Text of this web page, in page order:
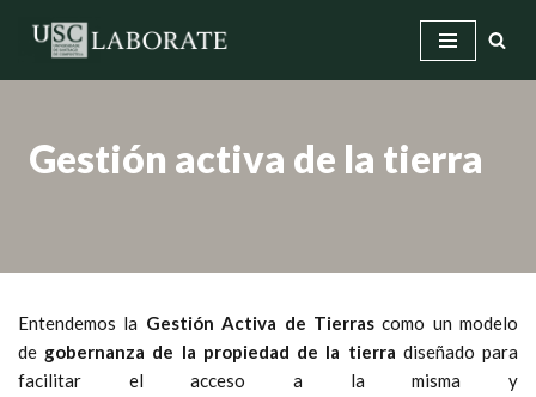
Saltar
Gestión activa de la tierra
Entendemos la Gestión Activa de Tierrascomo un modelo
de gobernanza de la propiedad de la tierra diseñado para
facilitar el acceso a la misma y